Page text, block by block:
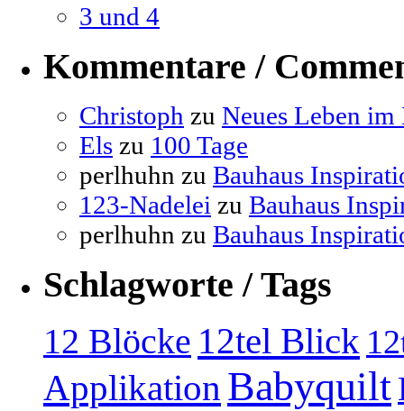
3 und 4
Kommentare /
Christoph zu Neues Leben
Els zu 100 Tage
perlhuhn zu Bauhaus
123-Nadelei zu Bauhaus
perlhuhn zu Bauhaus
Schlagworte / Tags
12 Blöcke 12tel Blick
Applikation Babyquilt